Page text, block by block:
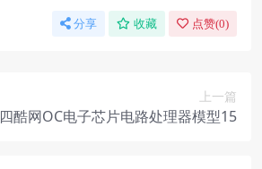
分享 收藏 点赞(0)
上一篇
四酷网OC电子芯片电路处理器模型15